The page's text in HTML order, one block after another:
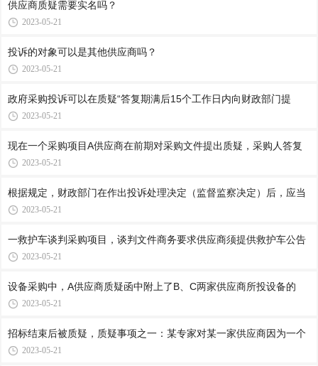
供应商质疑需要实名吗？
2023-05-21
投诉的对象可以是其他供应商吗？
2023-05-21
政府采购投诉可以在质疑“答复期满后15个工作日内向财政部门提
2023-05-21
现在一个采购项目A供应商在前期对采购文件提出质疑，采购人答复
2023-05-21
根据规定，财政部门在作出投诉处理决定（监督监察决定）后，应当
2023-05-21
一救护车谈判采购项目，谈判文件商务要求供应商须提供救护车公告
2023-05-21
设备采购中，A供应商质疑函中附上了B、C两家供应商所投设备的
2023-05-21
招标结束后被质疑，质疑事项之一：某专家对某一家供应商因为一个
2023-05-21